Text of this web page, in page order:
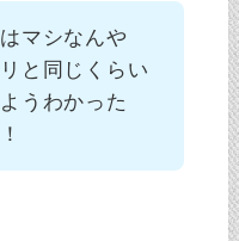
マシなんや
と同じくらい
うわかった